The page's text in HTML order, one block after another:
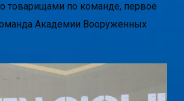
товарищами по команде, первое
Академии Вооруженных